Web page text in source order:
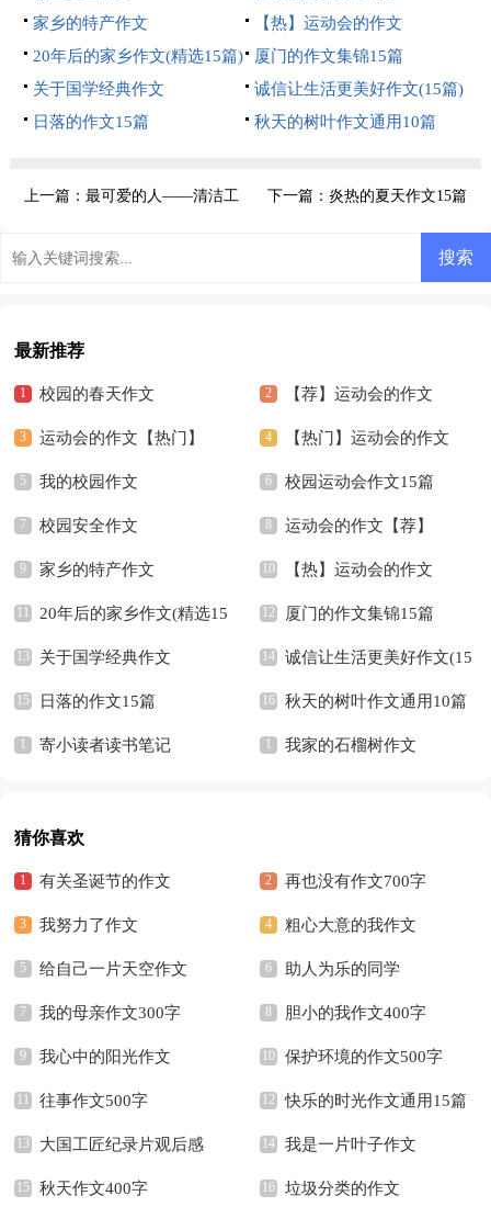
家乡的特产作文
【热】运动会的作文
20年后的家乡作文(精选15篇)
厦门的作文集锦15篇
关于国学经典作文
诚信让生活更美好作文(15篇)
日落的作文15篇
秋天的树叶作文通用10篇
上一篇： 最可爱的人——清洁工 下一篇：炎热的夏天作文15篇
最新推荐
校园的春天作文 【荐】运动会的作文
运动会的作文【热门】 【热门】运动会的作文
我的校园作文 校园运动会作文15篇
校园安全作文 运动会的作文【荐】
家乡的特产作文 【热】运动会的作文
20年后的家乡作文(精选15
篇)
厦门的作文集锦15篇
关于国学经典作文 诚信让生活更美好作文(15
篇)
日落的作文15篇 秋天的树叶作文通用10篇
寄小读者读书笔记 我家的石榴树作文
猜你喜欢
有关圣诞节的作文 再也没有作文700字
我努力了作文 粗心大意的我作文
给自己一片天空作文 助人为乐的同学
我的母亲作文300字 胆小的我作文400字
我心中的阳光作文 保护环境的作文500字
往事作文500字 快乐的时光作文通用15篇
大国工匠纪录片观后感 我是一片叶子作文
秋天作文400字 垃圾分类的作文